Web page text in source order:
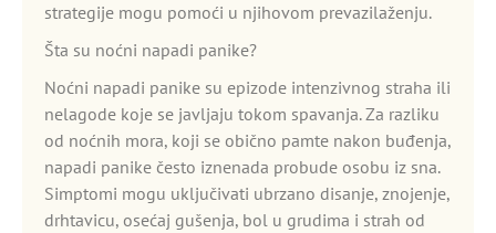
strategije mogu pomoći u njihovom prevazilaženju.
Šta su noćni napadi panike?
Noćni napadi panike su epizode intenzivnog straha ili
nelagode koje se javljaju tokom spavanja. Za razliku
od noćnih mora, koji se obično pamte nakon buđenja,
napadi panike često iznenada probude osobu iz sna.
Simptomi mogu uključivati ubrzano disanje, znojenje,
drhtavicu, osećaj gušenja, bol u grudima i strah od